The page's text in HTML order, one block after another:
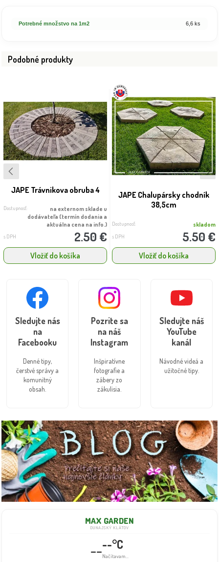
MAX GARDEN
DUNAJSKÝ KLÁTOV
----°C
Načítavam...
Potrebné množstvo na 1m2 6,6 ks
Podobné produkty
JAPE Trávnikova obruba 4
Dostupnosť:
na externom sklade u
dodávateľa (termín dodania a
aktuálna cena na info.)
s DPH 2.50 €
Vložiť do košíka
JAPE Chalupársky chodník
38,5cm
Dostupnosť: skladom
s DPH 5.50 €
Vložiť do košíka
Sledujte nás
na
Facebooku
Denné tipy,
čerstvé správy a
komunitný
obsah.
Pozrite sa
na náš
Instagram
Inšpiratívne
fotografie a
zábery zo
zákulisia.
Sledujte náš
YouTube
kanál
Návodné videá a
užitočné tipy.